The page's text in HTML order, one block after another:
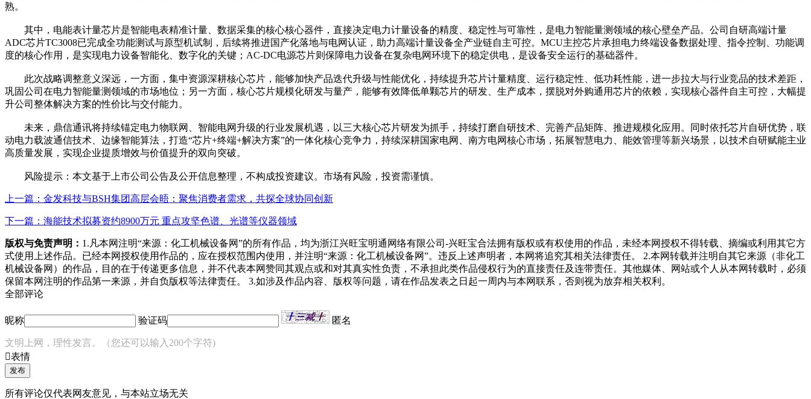
熟。
其中，电能表计量芯片是智能电表精准计量、数据采集的核心核心器件，直接决定电力计量设备的精度、稳定性与可靠性，是电力智能量测领域的核心壁垒产品。公司自研高端计量
ADC芯片TC3008已完成全功能测试与原型机试制，后续将推进国产化落地与电网认证，助力高端计量设备全产业链自主可控。MCU主控芯片承担电力终端设备数据处理、指令控制、功能调
度的核心作用，是实现电力设备智能化、数字化的关键；AC-DC电源芯片则保障电力设备在复杂电网环境下的稳定供电，是设备安全运行的基础器件。
此次战略调整意义深远，一方面，集中资源深耕核心芯片，能够加快产品迭代升级与性能优化，持续提升芯片计量精度、运行稳定性、低功耗性能，进一步拉大与行业竞品的技术差距，
巩固公司在电力智能量测领域的市场地位；另一方面，核心芯片规模化研发与量产，能够有效降低单颗芯片的研发、生产成本，摆脱对外购通用芯片的依赖，实现核心器件自主可控，大幅提
升公司整体解决方案的性价比与交付能力。
未来，鼎信通讯将持续锚定电力物联网、智能电网升级的行业发展机遇，以三大核心芯片研发为抓手，持续打磨自研技术、完善产品矩阵、推进规模化应用。同时依托芯片自研优势，联
动电力载波通信技术、边缘智能算法，打造“芯片+终端+解决方案”的一体化核心竞争力，持续深耕国家电网、南方电网核心市场，拓展智慧电力、能效管理等新兴场景，以技术自研赋能主业
高质量发展，实现企业提质增效与价值提升的双向突破。
风险提示：本文基于上市公司公告及公开信息整理，不构成投资建议。市场有风险，投资需谨慎。
上一篇：金发科技与BSH集团高层会晤：聚焦消费者需求，共探全球协同创新
下一篇：海能技术拟募资约8900万元 重点攻坚色谱、光谱等仪器领域
版权与免责声明： 1.凡本网注明“来源：化工机械设备网”的所有作品，均为浙江兴旺宝明通网络有限公司-兴旺宝合法拥有版权或有权使用的作品，未经本网授权不得转载、摘编或利用其它方
式使用上述作品。已经本网授权使用作品的，应在授权范围内使用，并注明“来源：化工机械设备网”。违反上述声明者，本网将追究其相关法律责任。 2.本网转载并注明自其它来源（非化工
机械设备网）的作品，目的在于传递更多信息，并不代表本网赞同其观点或和对其真实性负责，不承担此类作品侵权行为的直接责任及连带责任。其他媒体、网站或个人从本网转载时，必须
保留本网注明的作品第一来源，并自负版权等法律责任。 3.如涉及作品内容、版权等问题，请在作品发表之日起一周内与本网联系，否则视为放弃相关权利。
全部评论
昵称 验证码 匿名
文明上网，理性发言。（您还可以输入200个字符)
表情
发布
所有评论仅代表网友意见，与本站立场无关